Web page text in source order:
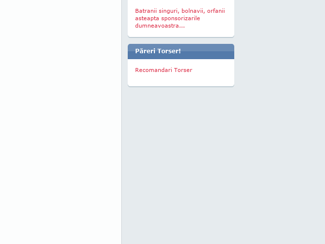
Batranii singuri, bolnavii, orfanii
asteapta sponsorizarile
dumneavoastra...
Păreri Torser!
Recomandari Torser